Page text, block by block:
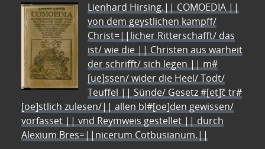
Lienhard Hirsing.|| COMOEDIA ||
von dem geystlichen kampff/
Christ=||licher Ritterschafft/ das
ist/ wie die || Christen aus warheit
der schrifft/ sich legen || m#
[ue]ssen/ wider die Heel/ Todt/
Teuffel || Sünde/ Gesetz #[et]c̃ tr#
[oe]stlich zulesen/|| allen bl#[oe]den gewissen/
vorfasset || vnd Reymweis gestellet || durch
Alexium Bres=||nicerum Cotbusianum.||